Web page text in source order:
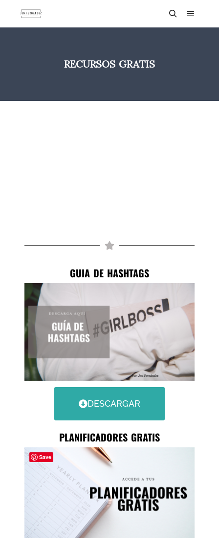
RECURSOS GRATIS
GUIA DE HASHTAGS
DESCARGAR
PLANIFICADORES GRATIS
Save